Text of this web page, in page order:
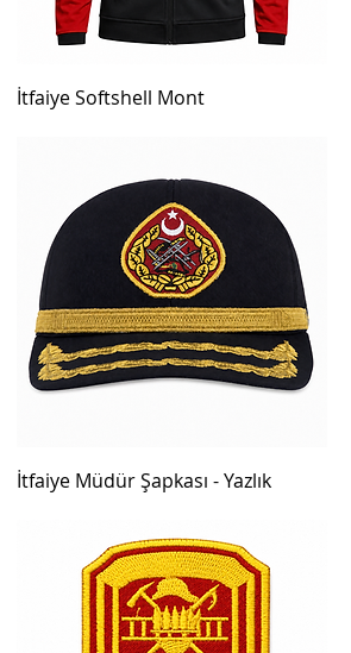
İtfaiye Softshell Mont
İtfaiye Müdür Şapkası - Yazlık